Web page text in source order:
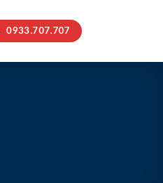
0933.707.707